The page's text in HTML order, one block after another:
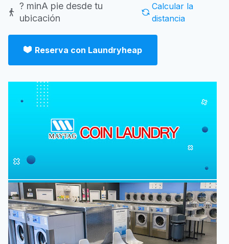
? minA pie desde tu
ubicación
Calcular la
distancia
Reserva con Laundryheap